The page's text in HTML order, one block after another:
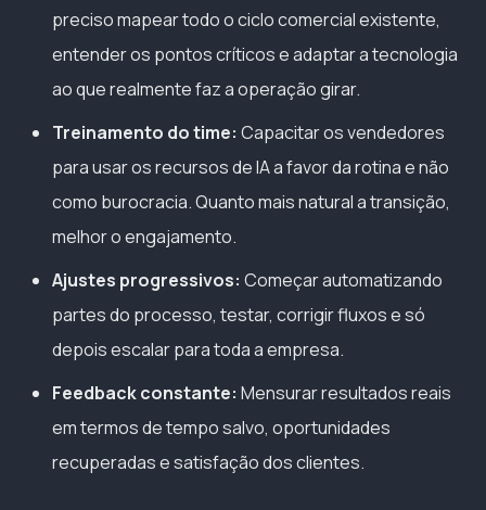
preciso mapear todo o ciclo comercial existente,
entender os pontos críticos e adaptar a tecnologia
ao que realmente faz a operação girar.
Treinamento do time: Capacitar os vendedores
para usar os recursos de IA a favor da rotina e não
como burocracia. Quanto mais natural a transição,
melhor o engajamento.
Ajustes progressivos: Começar automatizando
partes do processo, testar, corrigir fluxos e só
depois escalar para toda a empresa.
Feedback constante: Mensurar resultados reais
em termos de tempo salvo, oportunidades
recuperadas e satisfação dos clientes.